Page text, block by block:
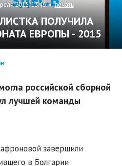
2015, 13:46 •печать
ПОЛУЧИЛА
ЕВРОПЫ - 2015
российской сборной
лучшей команды
завершили
в Болгарии